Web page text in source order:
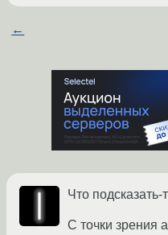
←
Что подсказать-
С точки зрения